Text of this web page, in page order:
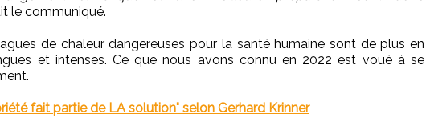
le communiqué.
de chaleur dangereuses pour la santé humaine sont de plus en
et intenses. Ce que nous avons connu en 2022 est voué à se
fait partie de LA solution" selon Gerhard Krinner